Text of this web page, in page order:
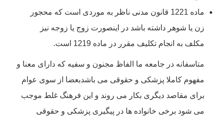
ماده 1221 قانون مدنی ناظر به موردی است که محجور
زن یا شوهر داشته باشد در اینصورت زوج یا زوجه نیز
مکلف به انجام تکلیف مقرر در ماده 1219 است.
متاسفانه در جامعه ما الفاظ مجنون و سفیه که دارای معنا و
مفهوم کاملا پزشکی و حقوقی می باشدبعضا از سوی عوام
برای مقاصد دیگری بکار می روند و این فرهنگ غلط موجب
می شود برخی خانواده ها در پیگیری پزشکی و حقوقی